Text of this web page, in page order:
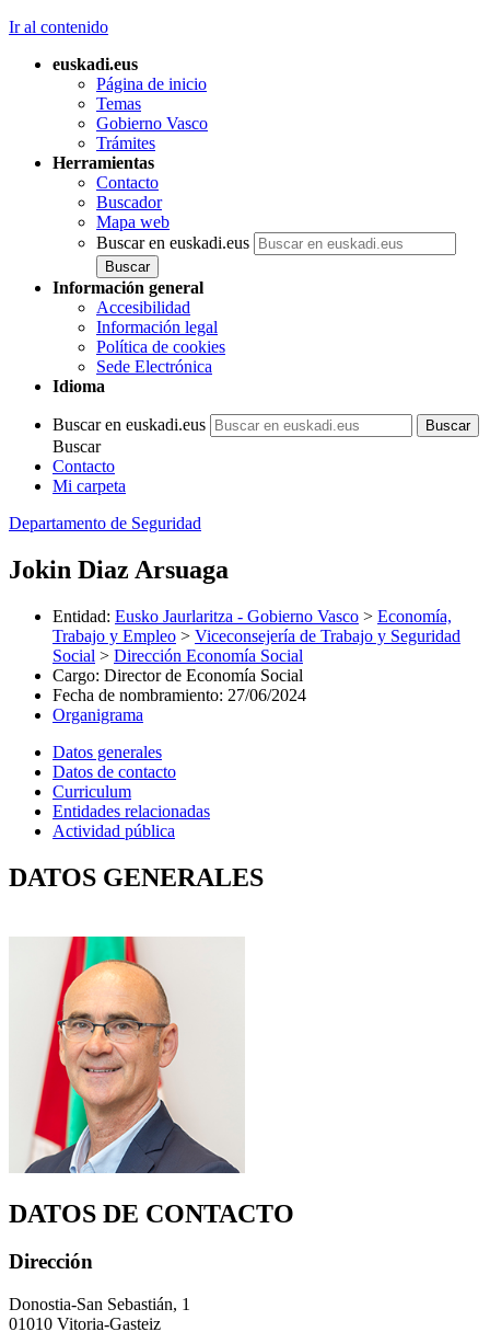
Ir al contenido
euskadi.eus
Página de inicio
Temas
Gobierno Vasco
Trámites
Herramientas
Contacto
Buscador
Mapa web
Buscar en euskadi.eus
Información general
Accesibilidad
Información legal
Política de cookies
Sede Electrónica
Idioma
Buscar en euskadi.eus
Buscar
Contacto
Mi carpeta
Departamento de Seguridad
Jokin Diaz Arsuaga
Entidad: Eusko Jaurlaritza - Gobierno Vasco > Economía,
Trabajo y Empleo > Viceconsejería de Trabajo y Seguridad
Social > Dirección Economía Social
Cargo: Director de Economía Social
Fecha de nombramiento: 27/06/2024
Organigrama
Datos generales
Datos de contacto
Curriculum
Entidades relacionadas
Actividad pública
DATOS GENERALES
DATOS DE CONTACTO
Dirección
Donostia-San Sebastián, 1
01010 Vitoria-Gasteiz